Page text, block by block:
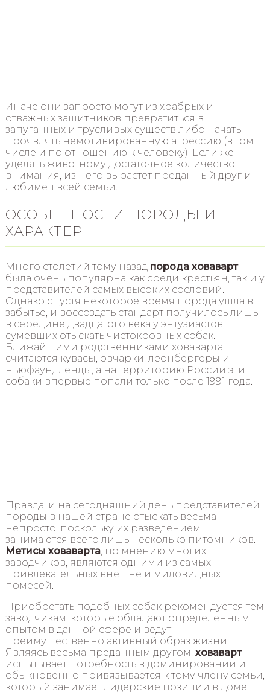
Иначе они запросто могут из храбрых и
отважных защитников превратиться в
запуганных и трусливых существ либо начать
проявлять немотивированную агрессию (в том
числе и по отношению к человеку). Если же
уделять животному достаточное количество
внимания, из него вырастет преданный друг и
любимец всей семьи.
ОСОБЕННОСТИ ПОРОДЫ И
ХАРАКТЕР
Много столетий тому назад порода ховаварт
была очень популярна как среди крестьян, так и у
представителей самых высоких сословий.
Однако спустя некоторое время порода ушла в
забытье, и воссоздать стандарт получилось лишь
в середине двадцатого века у энтузиастов,
сумевших отыскать чистокровных собак.
Ближайшими родственниками ховаварта
считаются кувасы, овчарки, леонбергеры и
ньюфаундленды, а на территорию России эти
собаки впервые попали только после 1991 года.
Правда, и на сегодняшний день представителей
породы в нашей стране отыскать весьма
непросто, поскольку их разведением
занимаются всего лишь несколько питомников.
Метисы ховаварта, по мнению многих
заводчиков, являются одними из самых
привлекательных внешне и миловидных
помесей.
Приобретать подобных собак рекомендуется тем
заводчикам, которые обладают определенным
опытом в данной сфере и ведут
преимущественно активный образ жизни.
Являясь весьма преданным другом, ховаварт
испытывает потребность в доминировании и
обыкновенно привязывается к тому члену семьи,
который занимает лидерские позиции в доме.